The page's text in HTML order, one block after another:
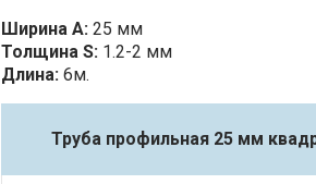
Ширина А: 25 мм
Толщина S: 1.2-2 мм
Длина: 6м.
Труба профильная 25 мм